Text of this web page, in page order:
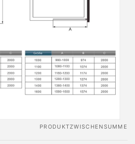
PRODUKTZWISCHENSUMME